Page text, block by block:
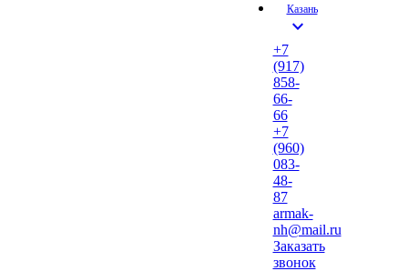
Казань
expand_more
+7
(917)
858-
66-
66
+7
(960)
083-
48-
87
armak-
nh@mail.ru
Заказать
звонок